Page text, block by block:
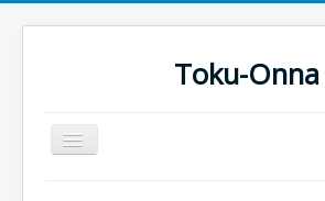
Toku-Onna
Basculer
la